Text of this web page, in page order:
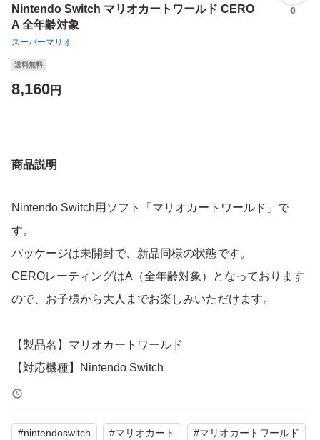
Nintendo Switch マリオカートワールド CERO
A 全年齢対象
スーパーマリオ
0
送料無料
8,160円
商品説明
Nintendo Switch用ソフト「マリオカートワールド」で
す。
パッケージは未開封で、新品同様の状態です。
CEROレーティングはA（全年齢対象）となっております
ので、お子様から大人までお楽しみいただけます。
【製品名】マリオカートワールド
【対応機種】Nintendo Switch
【CEROレーティング】A（全年齢対象）
【商品の状態】未使用
【カラー】レッド系（パッケージ）
#nintendoswitch #マリオカート #マリオカートワールド